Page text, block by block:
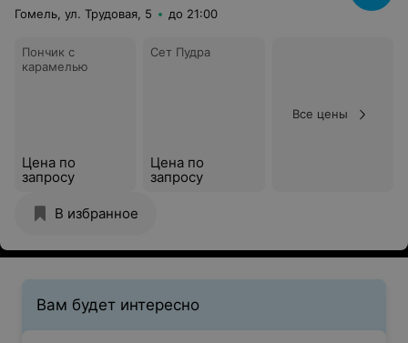
Гомель, ул. Трудовая, 5 до 21:00
Пончик с
карамелью
Цена по
запросу
Сет Пудра
Цена по
запросу
Все цены
В избранное
Вам будет интересно